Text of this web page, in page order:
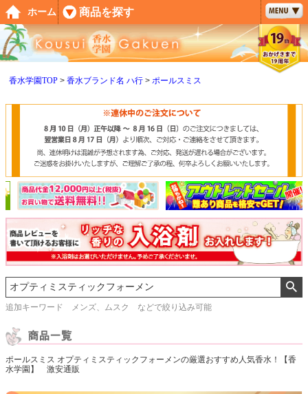
香水学園TOP 香水ブランド名 ハ行 ポールスミス
追加キーワード メンズ、ムスク などで絞り込み可能
ポールスミス オプティミスティックフォーメンの厳選おすすめ人気香水！【香
水学園】 激安通販
ペー
ジト
ップ
へ
ホーム 商品を探す